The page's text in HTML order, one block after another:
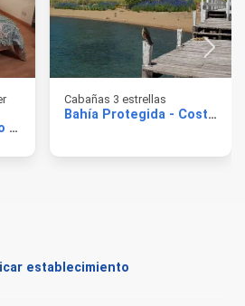
Departamento centro Moreno
Cabañas 3 estrellas
Bahía Protegida - Costa de Lago
establecimiento